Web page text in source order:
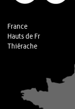
France
Hauts de Fr
Thiérache